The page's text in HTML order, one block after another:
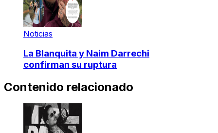
Noticias
La Blanquita y Naim Darrechi
confirman su ruptura
Contenido relacionado